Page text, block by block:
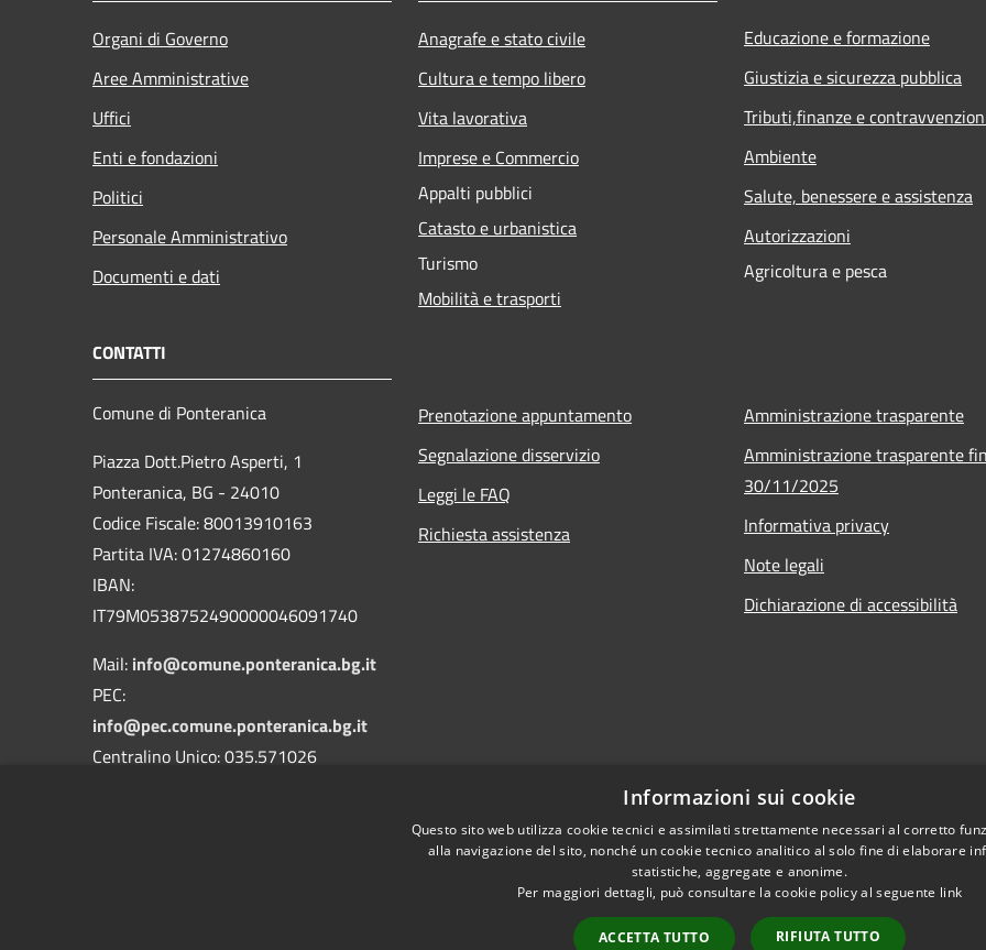
Organi di Governo
Aree Amministrative
Uffici
Enti e fondazioni
Politici
Personale Amministrativo
Documenti e dati
Anagrafe e stato civile
Cultura e tempo libero
Vita lavorativa
Imprese e Commercio
Appalti pubblici
Catasto e urbanistica
Turismo
Mobilità e trasporti
Educazione e formazione
Giustizia e sicurezza pubblica
Tributi,finanze e
Ambiente
Salute, benessere e assistenza
Autorizzazioni
Agricoltura e pesca
CONTATTI
Comune di Ponteranica
Piazza Dott.Pietro Asperti, 1
Ponteranica, BG - 24010
Codice Fiscale: 80013910163
Partita IVA: 01274860160
IBAN:
IT79M0538752490000046091740
Mail: info@comune.ponteranica.bg.it
PEC:
info@pec.comune.ponteranica.bg.it
Centralino Unico: 035.571026
Prenotazione appuntamento
Segnalazione disservizio
Leggi le FAQ
Richiesta assistenza
Amministrazione trasparente
Amministrazione trasparente
30/11/2025
Informativa privacy
Note legali
Dichiarazione di accessibilità
Informazioni sui cookie
Questo sito web utilizza cookie tecnici e assimilati strettamente necessari al corretto
alla navigazione del sito, nonché un cookie tecnico analitico al solo fine di elaborare
statistiche, aggregate e anonime.
Per maggiori dettagli, può consultare la cookie policy al seguente link
ACCETTA TUTTO RIFIUTA TUTTO